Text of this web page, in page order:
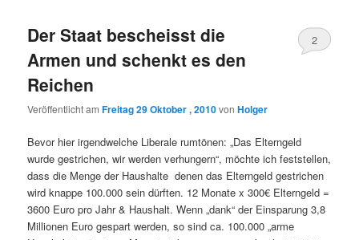
Der Staat bescheisst die
Armen und schenkt es den
Reichen
Veröffentlicht amFreitag 29 Oktober , 2010vonHolger
2
Bevor hier irgendwelche Liberale rumtönen: „Das Elterngeld
wurde gestrichen, wir werden verhungern“, möchte ich feststellen,
dass die Menge der Haushalte denen das Elterngeld gestrichen
wird knappe 100.000 sein dürften. 12 Monate x 300€ Elterngeld =
3600 Euro pro Jahr & Haushalt. Wenn „dank“ der Einsparung 3,8
Millionen Euro gespart werden, so sind ca. 100.000 „arme